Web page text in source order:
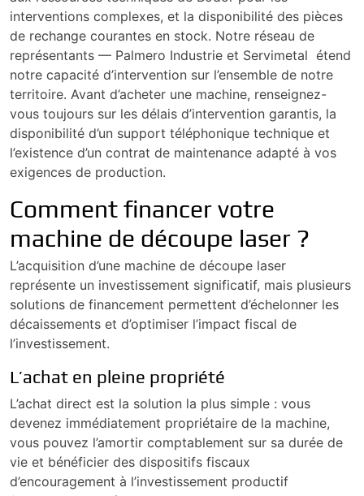
interventions complexes, et la disponibilité des pièces
de rechange courantes en stock. Notre réseau de
représentants — Palmero Industrie et Servimetal étend
notre capacité d’intervention sur l’ensemble de notre
territoire. Avant d’acheter une machine, renseignez-
vous toujours sur les délais d’intervention garantis, la
disponibilité d’un support téléphonique technique et
l’existence d’un contrat de maintenance adapté à vos
exigences de production.
Comment financer votre
machine de découpe laser ?
L’acquisition d’une machine de découpe laser
représente un investissement significatif, mais plusieurs
solutions de financement permettent d’échelonner les
décaissements et d’optimiser l’impact fiscal de
l’investissement.
L’achat en pleine propriété
L’achat direct est la solution la plus simple : vous
devenez immédiatement propriétaire de la machine,
vous pouvez l’amortir comptablement sur sa durée de
vie et bénéficier des dispositifs fiscaux
d’encouragement à l’investissement productif